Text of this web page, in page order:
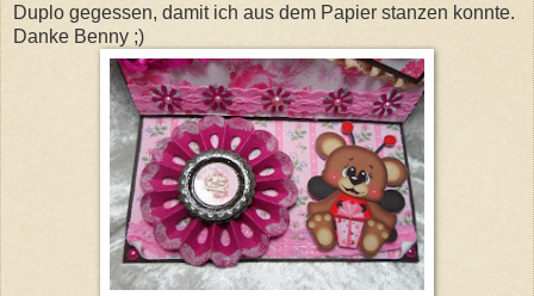
Duplo gegessen, damit ich aus dem Papier stanzen konnte.
Danke Benny ;)